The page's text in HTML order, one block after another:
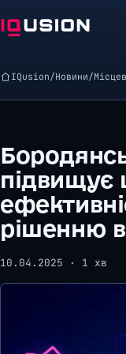
IQusion/Новини/
підвищує
рішенню
10.04.2025 · 1 хв